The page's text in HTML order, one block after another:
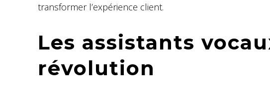
transformer l’expérience client.
Les assistants
révolution